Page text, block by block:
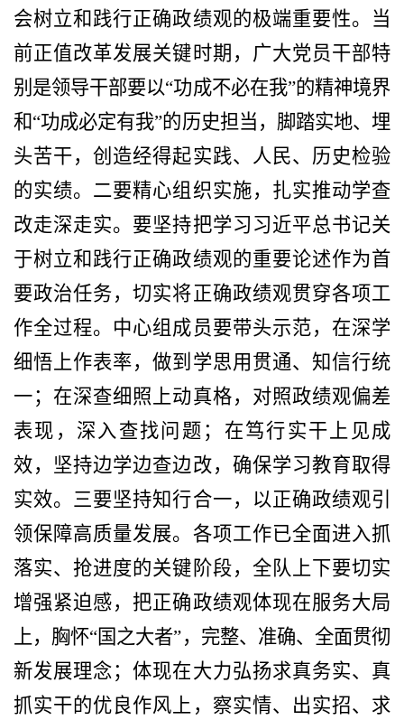
会树立和践行正确政绩观的极端重要性。当
前正值改革发展关键时期，广大党员干部特
别是领导干部要以“功成不必在我”的精神境界
和“功成必定有我”的历史担当，脚踏实地、埋
头苦干，创造经得起实践、人民、历史检验
的实绩。二要精心组织实施，扎实推动学查
改走深走实。要坚持把学习习近平总书记关
于树立和践行正确政绩观的重要论述作为首
要政治任务，切实将正确政绩观贯穿各项工
作全过程。中心组成员要带头示范，在深学
细悟上作表率，做到学思用贯通、知信行统
一；在深查细照上动真格，对照政绩观偏差
表现，深入查找问题；在笃行实干上见成
效，坚持边学边查边改，确保学习教育取得
实效。三要坚持知行合一，以正确政绩观引
领保障高质量发展。各项工作已全面进入抓
落实、抢进度的关键阶段， 全队上下要切实
增强紧迫感，把正确政绩观体现在服务大局
上，胸怀“国之大者”，完整、准确、全面贯彻
新发展理念；体现在大力弘扬求真务实、真
抓实干的优良作风 上 ，察实情、出实招、求